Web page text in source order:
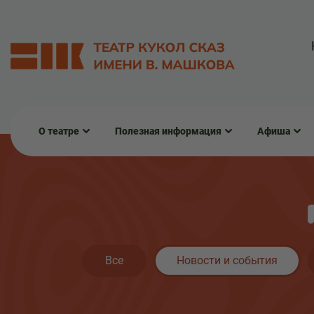
О театре Полезная информация Афиша
Все Новости и события